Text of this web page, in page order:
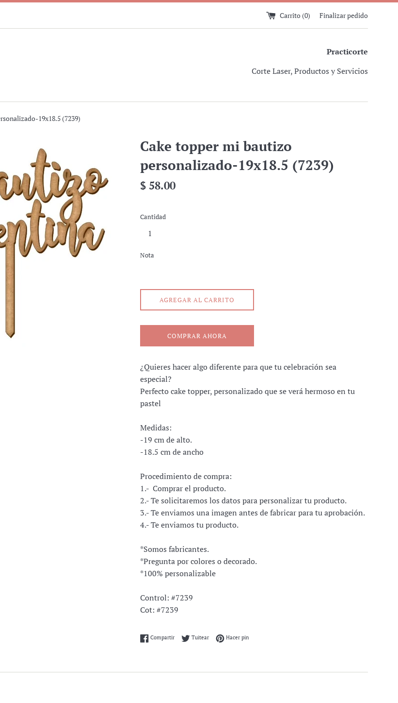
Carrito (0) Finalizar pedido
Practicorte
Corte Laser, Productos y Servicios
19x18.5 (7239)
Cake topper mi bautizo
personalizado-19x18.5 (7239)
Precio
$ 58.00
Cantidad
Nota
AGREGAR AL CARRITO
COMPRAR AHORA
¿Quieres hacer algo diferente para que tu celebración sea
especial?
Perfecto cake topper, personalizado que se verá hermoso en tu
pastel
Medidas:
-19 cm de alto.
-18.5 cm de ancho
Procedimiento de compra:
1.- Comprar el producto.
2.- Te solicitaremos los datos para personalizar tu producto.
3.- Te enviamos una imagen antes de fabricar para tu aprobación.
4.- Te enviamos tu producto.
*Somos fabricantes.
*Pregunta por colores o decorado.
*100% personalizable
Control: #7239
Cot: #7239
CompartirCompartir en Facebook
TuitearTuitear en Twitter
Hacer pin